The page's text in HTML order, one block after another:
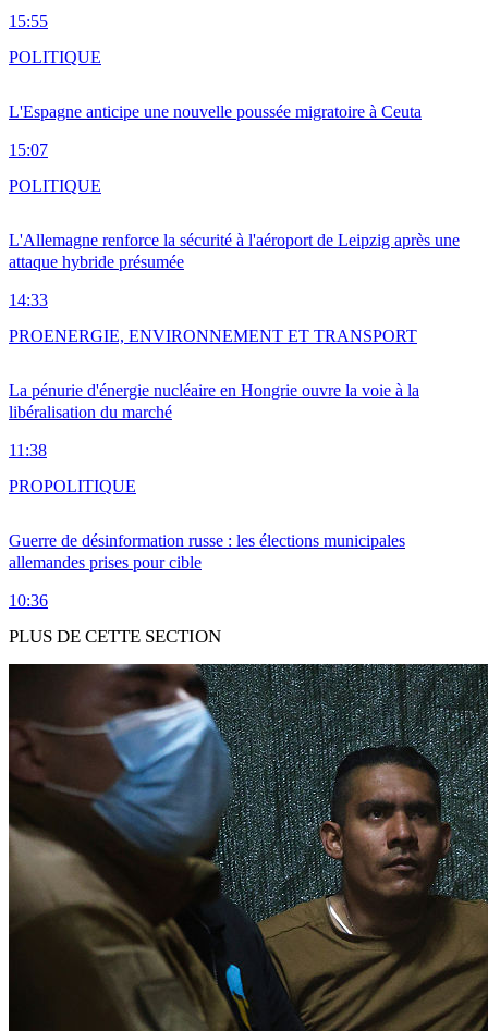
15:55
L'Espagne anticipe une nouvelle poussée migratoire à Ceuta
15:07
POLITIQUE
L'Allemagne renforce la sécurité à l'aéroport de Leipzig après une
attaque hybride présumée
14:33
POLITIQUE
La pénurie d'énergie nucléaire en Hongrie ouvre la voie à la
libéralisation du marché
11:38
PROENERGIE, ENVIRONNEMENT ET TRANSPORT
Guerre de désinformation russe : les élections municipales
allemandes prises pour cible
10:36
PROPOLITIQUE
PLUS DE CETTE SECTION